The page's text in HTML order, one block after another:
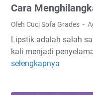
Cara
Oleh Cuci Sofa Grades
Lipstik adalah salah
kali menjadi
selengkapnya
C